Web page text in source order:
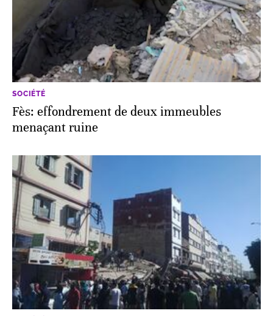
SOCIÉTÉ
Fès: effondrement de deux immeubles
menaçant ruine